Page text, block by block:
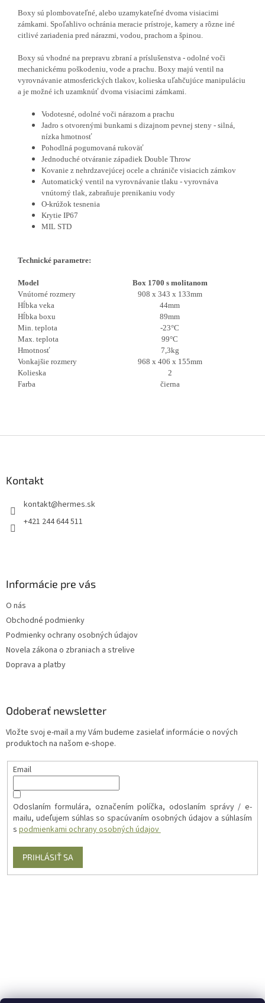
Boxy sú plombovateľné, alebo uzamykateľné dvoma visiacimi
zámkami. Spoľahlivo ochránia meracie prístroje, kamery a rôzne iné
citlivé zariadenia pred nárazmi, vodou, prachom a špinou.
Boxy sú vhodné na prepravu zbraní a príslušenstva - odolné voči
mechanickému poškodeniu, vode a prachu. Boxy majú ventil na
vyrovnávanie atmosferických tlakov, kolieska uľahčujúce manipuláciu
a je možné ich uzamknúť dvoma visiacimi zámkami.
Vodotesné, odolné voči nárazom a prachu
Jadro s otvorenými bunkami s dizajnom pevnej steny - silná,
nízka hmotnosť
Pohodlná pogumovaná rukoväť
Jednoduché otváranie západiek Double Throw
Kovanie z nehrdzavejúcej ocele a chrániče visiacich zámkov
Automatický ventil na vyrovnávanie tlaku - vyrovnáva
vnútorný tlak, zabraňuje prenikaniu vody
O-krúžok tesnenia
Krytie IP67
MIL STD
Technické parametre:
Model
Box 1700 s molitanom
Vnútorné rozmery
908 x 343 x 133mm
Hĺbka veka
44mm
Hĺbka boxu
89mm
Min. teplota
-23°C
Max. teplota
99°C
Hmotnosť
7,3kg
Vonkajšie rozmery
968 x 406 x 155mm
Kolieska
2
Farba
čierna
Kontakt
kontakt@hermes.sk
+421 244 644 511
Informácie pre vás
O nás
Obchodné podmienky
Podmienky ochrany osobných údajov
Novela zákona o zbraniach a strelive
Doprava a platby
Odoberať newsletter
Vložte svoj e-mail a my Vám budeme zasielať informácie o nových
produktoch na našom e-shope.
Email
Odoslaním formulára, označením políčka, odoslaním správy / e-
mailu, udeľujem súhlas so spacúvaním osobných údajov a súhlasím
s podmienkami ochrany osobných údajov
PRIHLÁSIŤ SA